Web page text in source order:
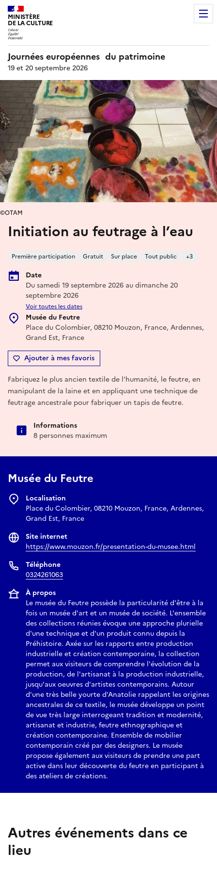
MINISTÈRE
DE LA CULTURE
Journées européennes du patrimoine
19 et 20 septembre 2026
Initiation au feutrage à l’eau
Première participation Gratuit Sur place Tout public +3
Date
Du samedi 19 septembre 2026 au dimanche 20
septembre 2026
Voir toutes les dates
Musée du Feutre
Place du Colombier, 08210 Mouzon, France, Ardennes,
Grand Est, France
Ajouter à mes favoris
©OTAM
Fabriquez le plus ancien textile de l'humanité, le feutre, en
manipulant de la laine et en appliquant une technique de
feutrage ancestrale pour fabriquer un tapis de feutre.
Informations
8 personnes maximum
Musée du Feutre
Localisation
Place du Colombier, 08210 Mouzon, France, Ardennes,
Grand Est, France
Site internet
https://www.mouzon.fr/presentation-du-musee.html
Téléphone
0324261063
À propos
Le musée du Feutre possède la particularité d'être à la
fois un musée d'art et un musée de société. L'ensemble
des collections réunies évoque une approche plurielle
d'une technique et d'un produit connu depuis la
Préhistoire. Axée sur les rapports entre production
industrielle et création contemporaine, la collection
permet aux visiteurs de comprendre l'évolution de la
production, de l'artisanat à la production industrielle,
jusqu'aux oeuvres d'artistes contemporains. Autour
d'une très belle yourte d'Anatolie rappelant les origines
ancestrales de ce textile, le musée développe un point
de vue très large interrogeant tradition et modernité,
artisanat et industrie, feutre ethnographique et
création contemporaine. Ensemble de mobilier
contemporain créé par des designers. Le musée
propose également aux visiteurs de prendre une part
active dans leur découverte du feutre en participant à
des ateliers de créations.
Autres événements dans ce
lieu